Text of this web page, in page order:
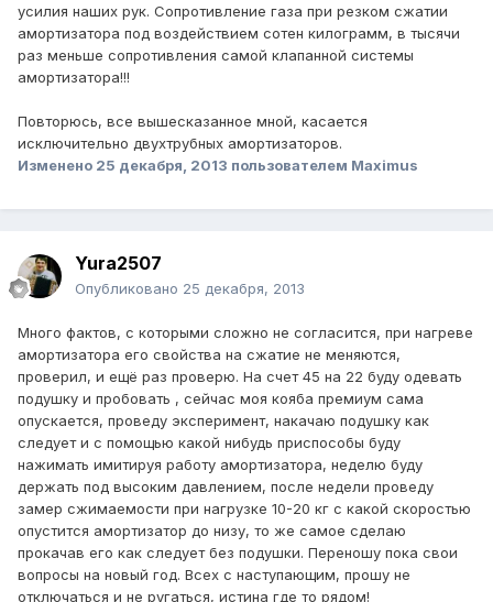
усилия наших рук. Сопротивление газа при резком сжатии
амортизатора под воздействием сотен килограмм, в тысячи
раз меньше сопротивления самой клапанной системы
амортизатора!!!
Повторюсь, все вышесказанное мной, касается
исключительно двухтрубных амортизаторов.
Изменено 25 декабря, 2013 пользователем Maximus
Yura2507
Опубликовано 25 декабря, 2013
Много фактов, с которыми сложно не согласится, при нагреве
амортизатора его свойства на сжатие не меняются,
проверил, и ещё раз проверю. На счет 45 на 22 буду одевать
подушку и пробовать , сейчас моя кояба премиум сама
опускается, проведу эксперимент, накачаю подушку как
следует и с помощью какой нибудь приспособы буду
нажимать имитируя работу амортизатора, неделю буду
держать под высоким давлением, после недели проведу
замер сжимаемости при нагрузке 10-20 кг с какой скоростью
опустится амортизатор до низу, то же самое сделаю
прокачав его как следует без подушки. Переношу пока свои
вопросы на новый год. Всех с наступающим, прошу не
отключаться и не ругаться, истина где то рядом!